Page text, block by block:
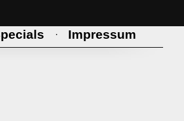
· Impressum